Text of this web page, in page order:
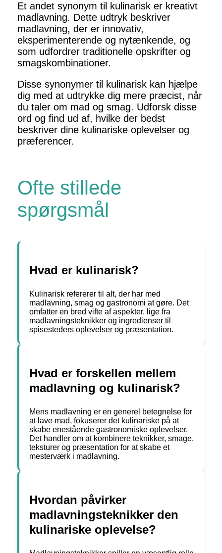
Et andet synonym til kulinarisk er kreativt
madlavning. Dette udtryk beskriver
madlavning, der er innovativ,
eksperimenterende og nytænkende, og
som udfordrer traditionelle opskrifter og
smagskombinationer.
Disse synonymer til kulinarisk kan hjælpe
dig med at udtrykke dig mere præcist, når
du taler om mad og smag. Udforsk disse
ord og find ud af, hvilke der bedst
beskriver dine kulinariske oplevelser og
præferencer.
Ofte stillede
spørgsmål
Hvad er kulinarisk?
Kulinarisk refererer til alt, der har med
madlavning, smag og gastronomi at gøre. Det
omfatter en bred vifte af aspekter, lige fra
madlavningsteknikker og ingredienser til
spisesteders oplevelser og præsentation.
Hvad er forskellen mellem
madlavning og kulinarisk?
Mens madlavning er en generel betegnelse for
at lave mad, fokuserer det kulinariske på at
skabe enestående gastronomiske oplevelser.
Det handler om at kombinere teknikker, smage,
teksturer og præsentation for at skabe et
mesterværk i madlavning.
Hvordan påvirker
madlavningsteknikker den
kulinariske oplevelse?